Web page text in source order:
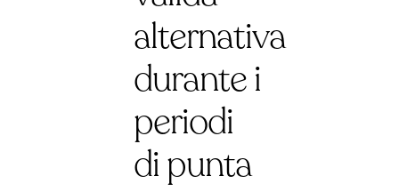
alternativa
durante i
periodi
di punta